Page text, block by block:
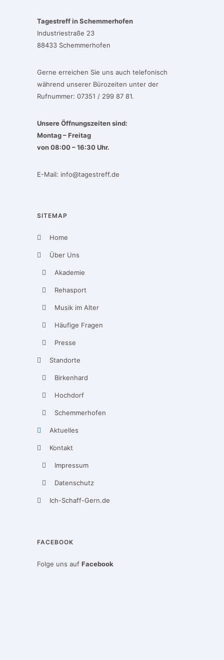
Tagestreff in Schemmerhofen
Industriestraße 23
88433 Schemmerhofen
Gerne erreichen Sie uns auch telefonisch
während unserer Bürozeiten unter der
Rufnummer: 07351 / 299 87 81.
Unsere Öffnungszeiten sind:
Montag – Freitag
von 08:00 – 16:30 Uhr.
E-Mail: info@tagestreff.de
SITEMAP
Home
Über Uns
Akademie
Rehasport
Musik im Alter
Häufige Fragen
Presse
Standorte
Birkenhard
Hochdorf
Schemmerhofen
Aktuelles
Kontakt
Impressum
Datenschutz
Ich-Schaff-Gern.de
FACEBOOK
Folge uns auf Facebook